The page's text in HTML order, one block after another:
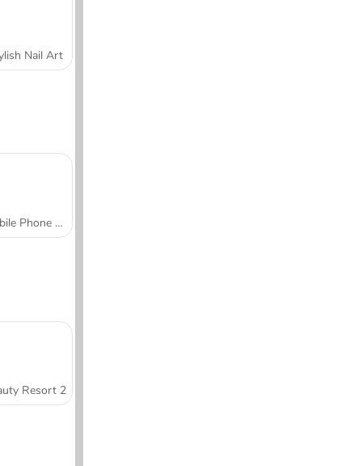
Nail Art
Mobile Phone Case Design & DIY
Resort 2